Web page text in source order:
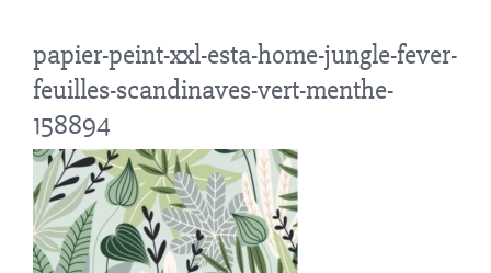
papier-peint-xxl-esta-home-jungle-fever-
feuilles-scandinaves-vert-menthe-
158894